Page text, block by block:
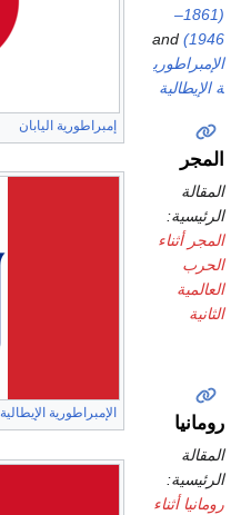
إمبراطورية اليابان
(1861–
1946)
الإمبراطوري
ة الإيطالية
الإمبراطورية الإيطالية
المجر
المقالة
الرئيسية:
المجر أثناء
الحرب
العالمية
الثانية
رومانيا
المقالة
الرئيسية:
رومانيا أثناء